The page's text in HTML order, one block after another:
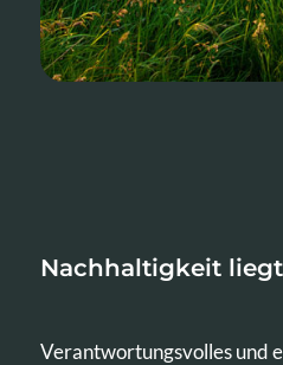
Nachhaltigkeit
Verantwortungsvolles und